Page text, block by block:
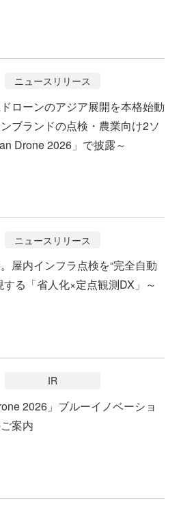
ニュースリリース
ローンのアジア展開を本格始動
ブランドの点検・農業向け2ソ
Drone 2026」で披露～
ニュースリリース
屋内インフラ点検を“完全自動
る「省人化×定点観測DX」～
IR
2026」ブルーイノベーショ
案内